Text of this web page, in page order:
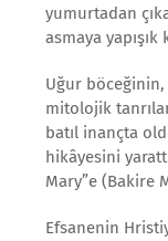
yumurtadan
asmaya yapışık
Uğur böceğinin,
mitolojik
batıl inançta
hikâyesini
Mary”e (Bakire
Efsanenin